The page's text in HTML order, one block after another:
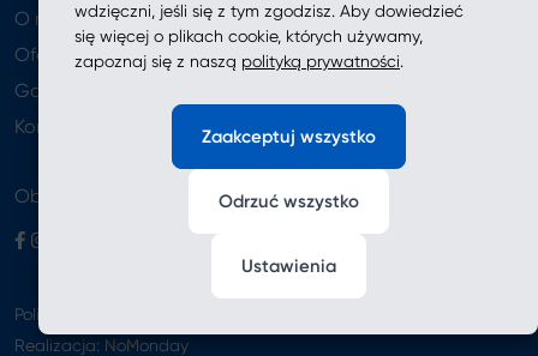
wdzięczni, jeśli się z tym zgodzisz. Aby dowiedzieć
się więcej o plikach cookie, których używamy,
zapoznaj się z naszą polityką prywatności.
Zaakceptuj wszystko
Odrzuć wszystko
Ustawienia
O nas
Oferta
Aktualności
Gdzie kupić
Kontakt
Obserwuj nas
Polityka prywatności
Realizacja: NoMonday